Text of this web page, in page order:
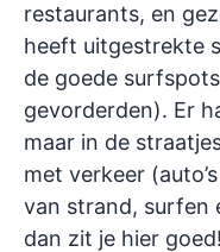
restaurants, en
heeft uitgestrekte
de goede
gevorderden). Er
maar in de
met verkeer
van strand, surfen
dan zit je hier